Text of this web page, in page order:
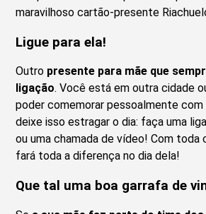
maravilhoso cartão-presente
Ligue para ela!
Outro presente para mãe que
ligação. Você está em outra cidade
poder comemorar pessoalmente com
deixe isso estragar o dia: faça uma
ou uma chamada de vídeo! Com toda
fará toda a diferença no dia dela!
Que tal uma boa garrafa de